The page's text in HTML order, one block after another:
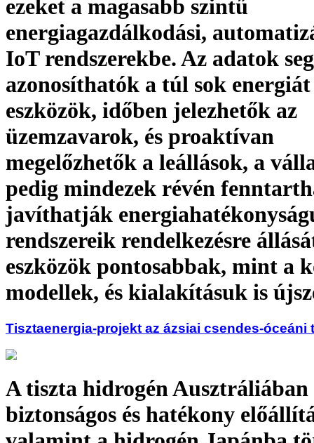
ezeket a magasabb szintű
energiagazdálkodási,
IoT rendszerekbe. Az adatok
azonosíthatók a túl sok
eszközök, időben jelezhetők az
üzemzavarok, és proaktívan
megelőzhetők a leállások, a
pedig mindezek révén
javíthatják
rendszereik rendelkezésre
eszközök pontosabbak, mint a
modellek, és kialakításuk is
Tisztaenergia-projekt az ázsiai csendes-óceáni
A tiszta hidrogén
biztonságos és hatékony